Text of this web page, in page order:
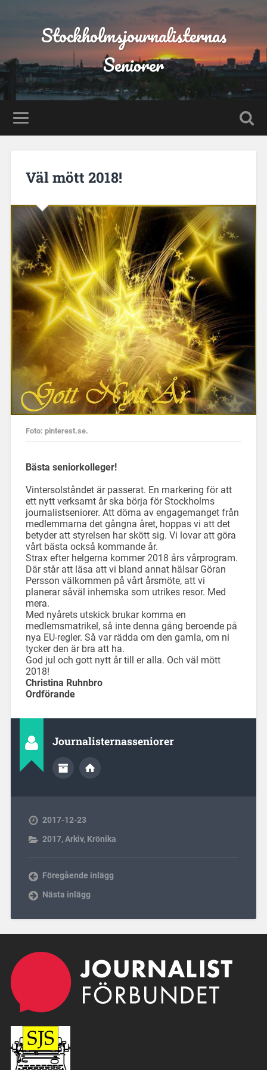
Stockholmsjournalisternas
Seniorer
Väl mött 2018!
Foto: pinterest.se.
Bästa seniorkolleger!
Vintersolståndet är passerat. En markering för att
ett nytt verksamt år ska börja för Stockholms
journalistseniorer. Att döma av engagemanget från
medlemmarna det gångna året, hoppas vi att det
betyder att styrelsen har skött sig. Vi lovar att göra
vårt bästa också kommande år.
Strax efter helgerna kommer 2018 års vårprogram.
Där står att läsa att vi bland annat hälsar Göran
Persson välkommen på vårt årsmöte, att vi
planerar såväl inhemska som utrikes resor. Med
mera.
Med nyårets utskick brukar komma en
medlemsmatrikel, så inte denna gång beroende på
nya EU-regler. Så var rädda om den gamla, om ni
tycker den är bra att ha.
God jul och gott nytt år till er alla. Och väl mött
2018!
Christina Ruhnbro
Ordförande
Journalisternasseniorer
2017-12-23
2017,Arkiv, Krönika
Föregående inlägg
Nästa inlägg